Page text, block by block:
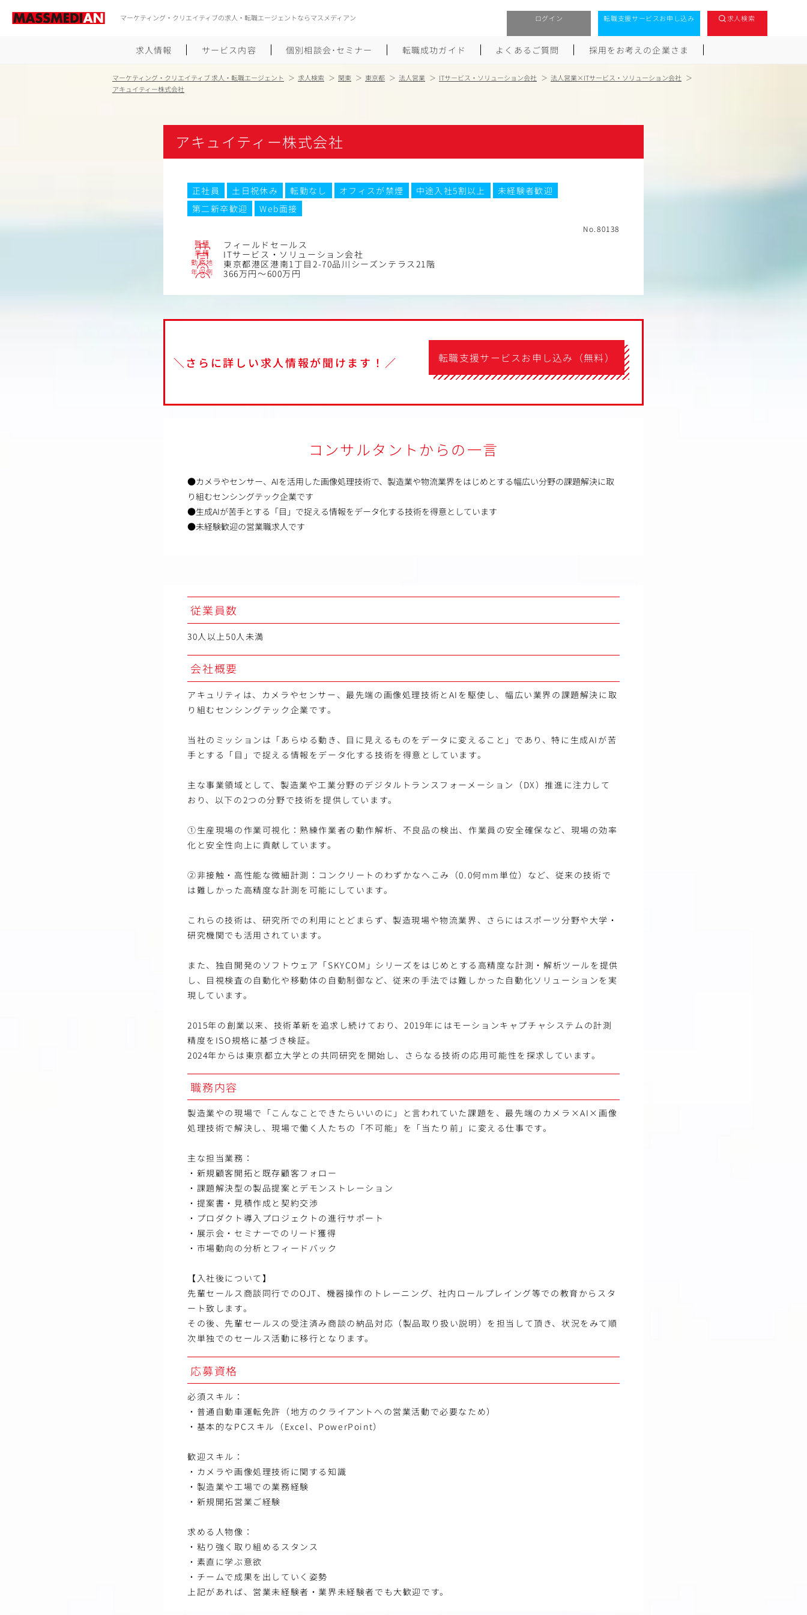
マーケティング・クリエイティブの求人・転職エージェントならマスメディアン ログイン 転職支援サービスお申し込み 求人検索
求人情報 サービス内容 個別相談会･セミナー 転職成功ガイド
履歴書のつくり方
職務経歴書のつくり方
ポートフォリオのつくり方
面接対策
エグゼクティブ転職
しゅふクリ･ママクリ転職
よくあるご質問 採用をお考えの企業さま
マーケティング・クリエイティブ 求人・転職エージェント 求人検索 関東 東京都 法人営業 ITサービス・ソリューション会社
法人営業×ITサービス・ソリューション会社
アキュイティー株式会社
アキュイティー株式会社
正社員 土日祝休み 転勤なし オフィスが禁煙 中途入社5割以上
未経験者歓迎
第二新卒歓迎
Web面接
No.80138
職種 フィールドセールス
業種 ITサービス・ソリューション会社
勤務地 東京都港区港南1丁目2-70品川シーズンテラス21階
年収例 366万円～600万円
＼さらに詳しい求人情報が聞けます！／ 転職支援サービスお申し込み（無料）
コンサルタントからの一言
●カメラやセンサー、AIを活用した画像処理技術で、製造業や物流業界をはじめとする幅広い分野の課題解決に取
り組むセンシングテック企業です
●生成AIが苦手とする「目」で捉える情報をデータ化する技術を得意としています
●未経験歓迎の営業職求人です
従業員数
30人以上50人未満
会社概要
アキュリティは、カメラやセンサー、最先端の画像処理技術とAIを駆使し、幅広い業界の課題解決に取
り組むセンシングテック企業です。
当社のミッションは「あらゆる動き、目に見えるものをデータに変えること」であり、特に生成AIが苦
手とする「目」で捉える情報をデータ化する技術を得意としています。
主な事業領域として、製造業や工業分野のデジタルトランスフォーメーション（DX）推進に注力して
おり、以下の2つの分野で技術を提供しています。
①生産現場の作業可視化：熟練作業者の動作解析、不良品の検出、作業員の安全確保など、現場の効率
化と安全性向上に貢献しています。
②非接触・高性能な微細計測：コンクリートのわずかなへこみ（0.0何mm単位）など、従来の技術で
は難しかった高精度な計測を可能にしています。
これらの技術は、研究所での利用にとどまらず、製造現場や物流業界、さらにはスポーツ分野や大学・
研究機関でも活用されています。
また、独自開発のソフトウェア「SKYCOM」シリーズをはじめとする高精度な計測・解析ツールを提供
し、目視検査の自動化や移動体の自動制御など、従来の手法では難しかった自動化ソリューションを実
現しています。
2015年の創業以来、技術革新を追求し続けており、2019年にはモーションキャプチャシステムの計測
精度をISO規格に基づき検証。
2024年からは東京都立大学との共同研究を開始し、さらなる技術の応用可能性を探求しています。
職務内容
製造業やの現場で「こんなことできたらいいのに」と言われていた課題を、最先端のカメラ×AI×画像
処理技術で解決し、現場で働く人たちの「不可能」を「当たり前」に変える仕事です。
主な担当業務：
・新規顧客開拓と既存顧客フォロー
・課題解決型の製品提案とデモンストレーション
・提案書・見積作成と契約交渉
・プロダクト導入プロジェクトの進行サポート
・展示会・セミナーでのリード獲得
・市場動向の分析とフィードバック
【入社後について】
先輩セールス商談同行でのOJT、機器操作のトレーニング、社内ロールプレイング等での教育からスタ
ート致します。
その後、先輩セールスの受注済み商談の納品対応（製品取り扱い説明）を担当して頂き、状況をみて順
次単独でのセールス活動に移行となります。
応募資格
必須スキル：
・普通自動車運転免許（地方のクライアントへの営業活動で必要なため）
・基本的なPCスキル（Excel、PowerPoint）
歓迎スキル：
・カメラや画像処理技術に関する知識
・製造業や工場での業務経験
・新規開拓営業ご経験
求める人物像：
・粘り強く取り組めるスタンス
・素直に学ぶ意欲
・チームで成果を出していく姿勢
上記があれば、営業未経験者・業界未経験者でも大歓迎です。